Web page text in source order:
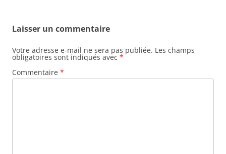
Laisser un commentaire
Votre adresse e-mail ne sera pas publiée. Les champs
obligatoires sont indiqués avec *
Commentaire *